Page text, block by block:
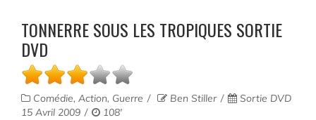
TONNERRE SOUS LES TROPIQUES SORTIE
DVD
Comédie, Action, Guerre Ben Stiller
Sortie DVD
15 Avril 2009
108'